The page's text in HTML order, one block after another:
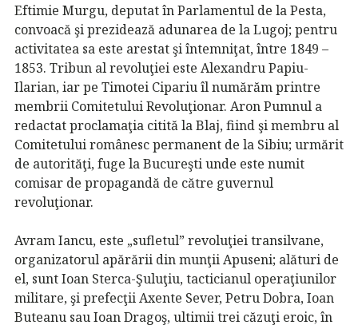
Eftimie Murgu, deputat în Parlamentul de la Pesta,
convoacă şi prezidează adunarea de la Lugoj; pentru
activitatea sa este arestat şi întemniţat, între 1849 –
1853. Tribun al revoluţiei este Alexandru Papiu-
Ilarian, iar pe Timotei Cipariu îl numărăm printre
membrii Comitetului Revoluţionar. Aron Pumnul a
redactat proclamaţia citită la Blaj, fiind şi membru al
Comitetului românesc permanent de la Sibiu; urmărit
de autorităţi, fuge la Bucureşti unde este numit
comisar de propagandă de către guvernul
revoluţionar.
Avram Iancu, este „sufletul” revoluţiei transilvane,
organizatorul apărării din munţii Apuseni; alături de
el, sunt Ioan Sterca-Şuluţiu, tacticianul operaţiunilor
militare, şi prefecţii Axente Sever, Petru Dobra, Ioan
Buteanu sau Ioan Dragoş, ultimii trei căzuţi eroic, în